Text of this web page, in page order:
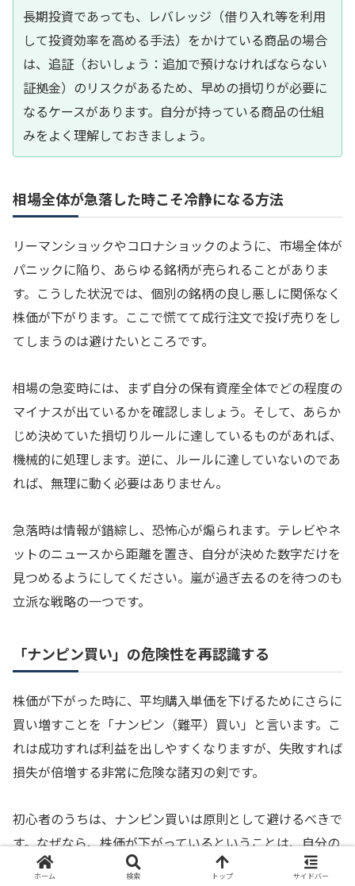
長期投資であっても、レバレッジ（借り入れ等を利用
して投資効率を高める手法）をかけている商品の場合
は、追証（おいしょう：追加で預けなければならない
証拠金）のリスクがあるため、早めの損切りが必要に
なるケースがあります。自分が持っている商品の仕組
みをよく理解しておきましょう。
相場全体が急落した時こそ冷静になる方法
リーマンショックやコロナショックのように、市場全体が
パニックに陥り、あらゆる銘柄が売られることがありま
す。こうした状況では、個別の銘柄の良し悪しに関係なく
株価が下がります。ここで慌てて成行注文で投げ売りをし
てしまうのは避けたいところです。
相場の急変時には、まず自分の保有資産全体でどの程度の
マイナスが出ているかを確認しましょう。そして、あらか
じめ決めていた損切りルールに達しているものがあれば、
機械的に処理します。逆に、ルールに達していないのであ
れば、無理に動く必要はありません。
急落時は情報が錯綜し、恐怖心が煽られます。テレビやネ
ットのニュースから距離を置き、自分が決めた数字だけを
見つめるようにしてください。嵐が過ぎ去るのを待つのも
立派な戦略の一つです。
「ナンピン買い」の危険性を再認識する
株価が下がった時に、平均購入単価を下げるためにさらに
買い増すことを「ナンピン（難平）買い」と言います。こ
れは成功すれば利益を出しやすくなりますが、失敗すれば
損失が倍増する非常に危険な諸刃の剣です。
初心者のうちは、ナンピン買いは原則として避けるべきで
す。なぜなら、株価が下がっているということは、自分の
最初の予想が外れている可能性が高いからです。予想が外
ホーム 検索 トップ サイドバー